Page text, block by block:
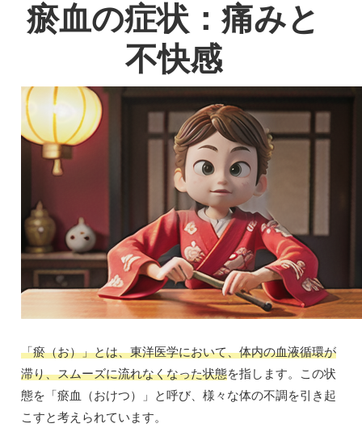
瘀血の症状：痛みと
不快感
「瘀（お）」とは、東洋医学において、体内の血液循環が
滞り、スムーズに流れなくなった状態を指します。この状
態を「瘀血（おけつ）」と呼び、様々な体の不調を引き起
こすと考えられています。